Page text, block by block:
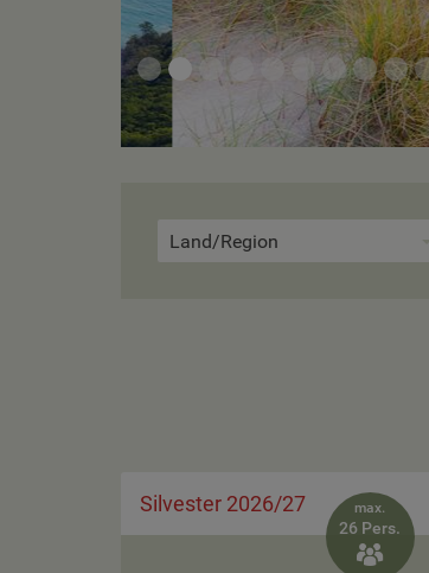
Land/Region
max.
26 Pers.

Silvester 2026/27